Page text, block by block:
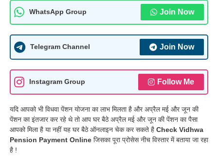
WhatsApp Group Join Now
Telegram Channel Join Now
Instagram Group Follow Me
यदि आपको भी विधवा पेंशन योजना का लाभ मिलता है और अप्रैल मई और जून की
पेंशन का इंतजार कर रहे थे तो आप घर बैठे अप्रैल मई और जून की पेंशन का पैसा
आपको मिला है या नहीं यह घर बैठे ऑनलाइन चेक कर सकते है Check Vidhwa
Pension Payment Online जिसका पूरा प्रोसेस नीच विस्तार में बताया जा रहा
है !